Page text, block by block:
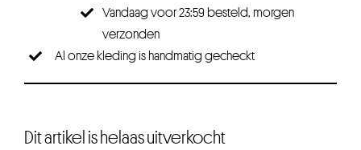
Vandaag voor 23:59 besteld, morgen
verzonden
Al onze kleding is handmatig gecheckt
Dit artikel is helaas uitverkocht